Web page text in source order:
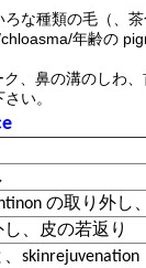
ろな種類の毛（、
年齢の
、鼻の溝のしわ
い。
の取り外し
、皮の若返り
skinrejuvenation